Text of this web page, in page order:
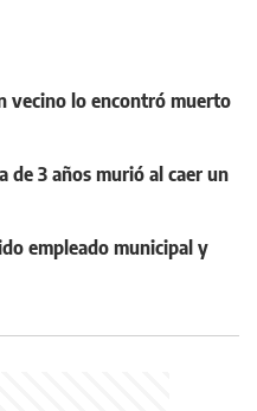
vecino lo encontró muerto
de 3 años murió al caer un
empleado municipal y